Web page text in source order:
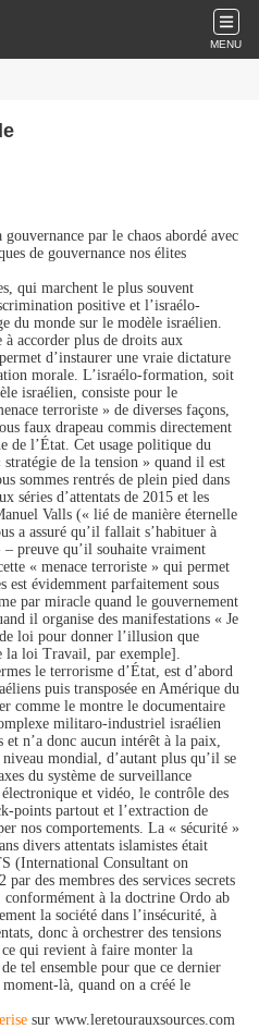
MENU
par le chaos abordé avec
de gouvernance nos élites
qui marchent le plus souvent
positive et l’israélo-
du monde sur le modèle israélien.
accorder plus de droits aux
d’instaurer une vraie dictature
morale. L’israélo-formation, soit
israélien, consiste pour le
terroriste » de diverses façons,
faux drapeau commis directement
de l’État. Cet usage politique du
de la tension » quand il est
sommes rentrés de plein pied dans
séries d’attentats de 2015 et les
Valls (« lié de manière éternelle
a assuré qu’il fallait s’habituer à
preuve qu’il souhaite vraiment
« menace terroriste » qui permet
est évidemment parfaitement sous
par miracle quand le gouvernement
il organise des manifestations « Je
loi pour donner l’illusion que
la loi Travail, par exemple].
le terrorisme d’État, est d’abord
puis transposée en Amérique du
comme le montre le documentaire
militaro-industriel israélien
et n’a donc aucun intérêt à la paix,
mondial, d’autant plus qu’il se
du système de surveillance
et vidéo, le contrôle des
points partout et l’extraction de
nos comportements. La « sécurité »
divers attentats islamistes était
(International Consultant on
des membres des services secrets
conformément à la doctrine Ordo ab
la société dans l’insécurité, à
donc à orchestrer des tensions
ce qui revient à faire monter la
tel ensemble pour que ce dernier
là, quand on a créé le
sur www.leretourauxsources.com